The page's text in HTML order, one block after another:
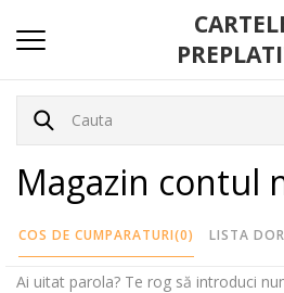
Magazin contul
COS DE CUMPARATURI(0) LISTA
Ai uitat parola? Te rog să introduci